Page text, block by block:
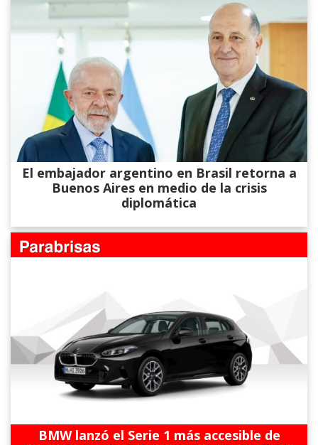
El embajador argentino en Brasil retorna a
Buenos Aires en medio de la crisis
diplomática
BMW lanzó el Serie 1 más accesible de